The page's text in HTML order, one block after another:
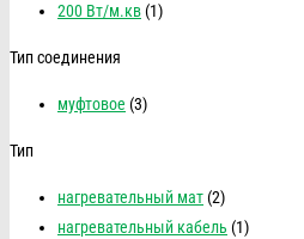
200 Вт/м.кв (1)
Тип соединения
муфтовое (3)
Тип
нагревательный мат (2)
нагревательный кабель (1)